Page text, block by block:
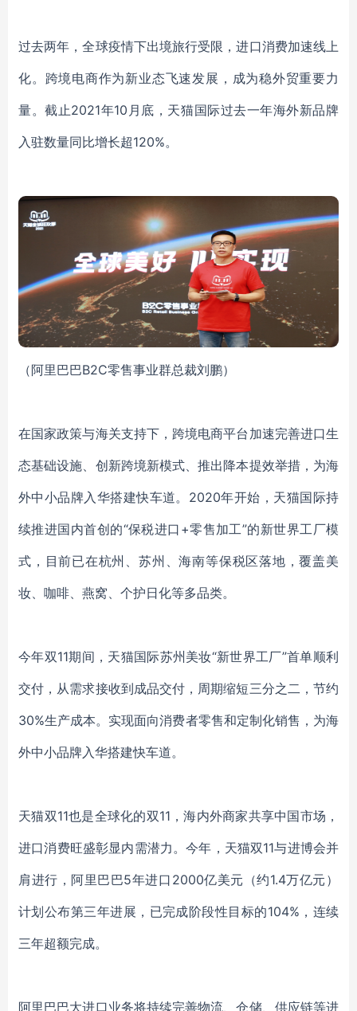
过去两年，全球疫情下出境旅行受限，进口消费加速线上
化。跨境电商作为新业态飞速发展，成为稳外贸重要力
量。截止2021年10月底，天猫国际过去一年海外新品牌
入驻数量同比增长超120%。
（阿里巴巴B2C零售事业群总裁刘鹏）
在国家政策与海关支持下，跨境电商平台加速完善进口生
态基础设施、创新跨境新模式、推出降本提效举措，为海
外中小品牌入华搭建快车道。 2020年开始，天猫国际持
续推进国内首创的“保税进口+零售加工”的新世界工厂模
式，目前已在杭州、苏州、海南等保税区落地，覆盖美
妆、咖啡、燕窝、个护日化等多品类。
今年双11期间，天猫国际苏州美妆“新世界工厂”首单顺利
交付，从需求接收到成品交付，周期缩短三分之二，节约
30%生产成本。实现面向消费者零售和定制化销售，为海
外中小品牌入华搭建快车道。
天猫双11也是全球化的双11，海内外商家共享中国市场，
进口消费旺盛彰显内需潜力。今年，天猫双11与进博会并
肩进行，阿里巴巴5年进口2000亿美元（约1.4万亿元）
计划公布第三年进展， 已完成阶段性目标的104%，连续
三年超额完成。
阿里巴巴大进口业务将持续完善物流、仓储、供应链等进